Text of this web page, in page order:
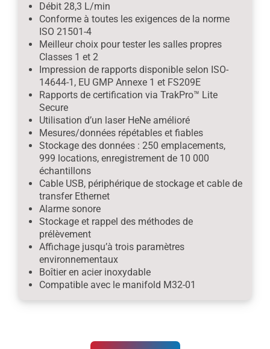
Débit 28,3 L/min
Conforme à toutes les exigences de la norme
ISO 21501-4
Meilleur choix pour tester les salles propres
Classes 1 et 2
Impression de rapports disponible selon ISO-
14644-1, EU GMP Annexe 1 et FS209E
Rapports de certification via TrakPro™ Lite
Secure
Utilisation d’un laser HeNe amélioré
Mesures/données répétables et fiables
Stockage des données : 250 emplacements,
999 locations, enregistrement de 10 000
échantillons
Cable USB, périphérique de stockage et cable de
transfer Ethernet
Alarme sonore
Stockage et rappel des méthodes de
prélèvement
Affichage jusqu’à trois paramètres
environnementaux
Boîtier en acier inoxydable
Compatible avec le manifold M32-01